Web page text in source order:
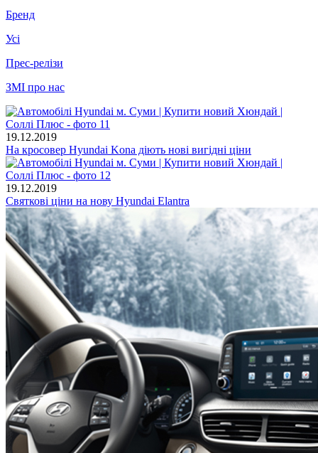
Бренд
Усі
Прес-релізи
ЗМІ про нас
19.12.2019
На кросовер Hyundai Kona діють нові вигідні ціни
19.12.2019
Святкові ціни на нову Hyundai Elantra